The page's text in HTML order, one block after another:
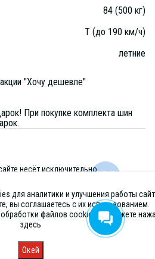
84 (500 кг)
T (до 190 км/ч)
летние
"Хочу дешевле"
При покупке комплекта шин
несёт исключительно
положениями Статьи 437 (2) ГК
Запись
для аналитики и улучшения работы
вы соглашаетесь с их использованием.
файлов cookies вы можете
здесь
Окей